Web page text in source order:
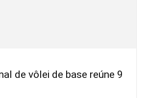
de vôlei de base reúne 9